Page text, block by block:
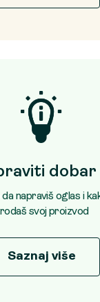
dobar
napraviš oglas i
svoj proizvod
Saznaj više